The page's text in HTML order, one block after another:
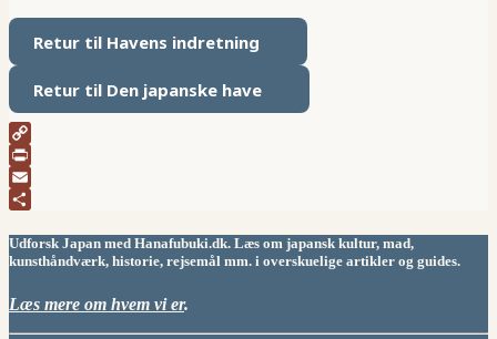
Retur til Havens indretning
Retur til Den japanske have
Copy
Link
Print
Email
Udforsk Japan med Hanafubuki.dk. Læs om japansk kultur, mad,
kunsthåndværk, historie, rejsemål mm. i overskuelige artikler og guides.
Læs mere om hvem vi er.